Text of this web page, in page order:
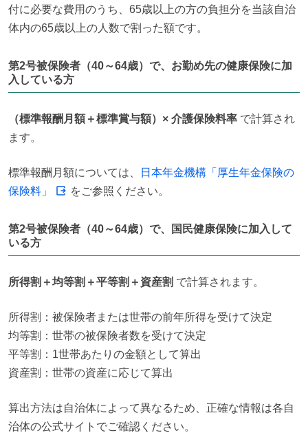
付に必要な費用のうち、65歳以上の方の負担分を当該自治
体内の65歳以上の人数で割った額です。
第2号被保険者（40～64歳）で、お勤め先の健康保険に加
入している方
（標準報酬月額＋標準賞与額）× 介護保険料率 で計算され
ます。
標準報酬月額については、
日本年金機構「厚生年金保険の
保険料」
をご参照ください。
第2号被保険者（40～64歳）で、国民健康保険に加入して
いる方
所得割＋均等割＋平等割＋資産割 で計算されます。
所得割：被保険者または世帯の前年所得を受けて決定
均等割：世帯の被保険者数を受けて決定
平等割：1世帯あたりの金額として算出
資産割：世帯の資産に応じて算出
算出方法は自治体によって異なるため、正確な情報は各自
治体の公式サイトでご確認ください。